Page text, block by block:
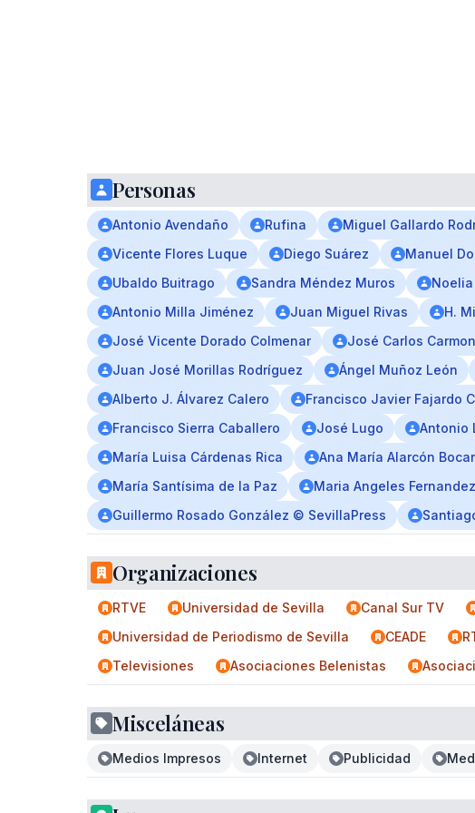
Personas
Antonio Avendaño Rufina Miguel Gallardo
Vicente Flores Luque
Diego Suárez Manuel
Ubaldo Buitrago
Sandra Méndez Muros
Antonio Milla Jiménez
Juan Miguel Rivas H.
José Vicente Dorado Colmenar
José Carlos
Juan José Morillas Rodríguez
Ángel Muñoz León
Alberto J. Álvarez Calero
Francisco Javier Fajardo
Francisco Sierra Caballero
José Lugo Antonio
María Luisa Cárdenas Rica
Ana María Alarcón
María Santísima de la Paz
Maria Angeles
Guillermo Rosado González © SevillaPress
Organizaciones
RTVE Universidad de Sevilla Canal Sur TV
Universidad de Periodismo de Sevilla
CEADE
Televisiones
Asociaciones Belenistas
Misceláneas
Medios Impresos Internet Publicidad